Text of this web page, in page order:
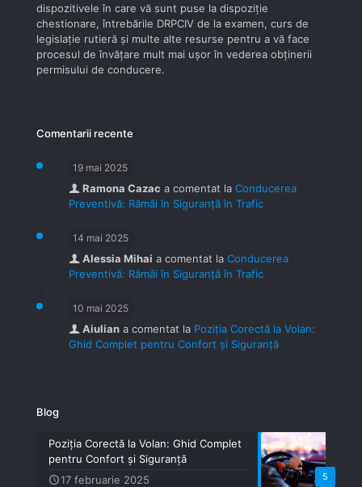
dispozitivele în care vă sunt puse la dispoziţie
chestionare, întrebările DRPCIV de la examen, curs de
legislaţie rutieră şi multe alte resurse pentru a vă face
procesul de învăţare mult mai uşor în vederea obţinerii
permisului de conducere.
Comentarii recente
19 mai 2025
Ramona Cazac a comentat la Conducerea
Preventivă: Rămâi în Siguranță în Trafic
14 mai 2025
Alessia Mihai a comentat la Conducerea
Preventivă: Rămâi în Siguranță în Trafic
10 mai 2025
Aiulian a comentat la Poziția Corectă la Volan:
Ghid Complet pentru Confort și Siguranță
Blog
5
Poziția Corectă la Volan: Ghid Complet
pentru Confort și Siguranță
17 februarie 2025